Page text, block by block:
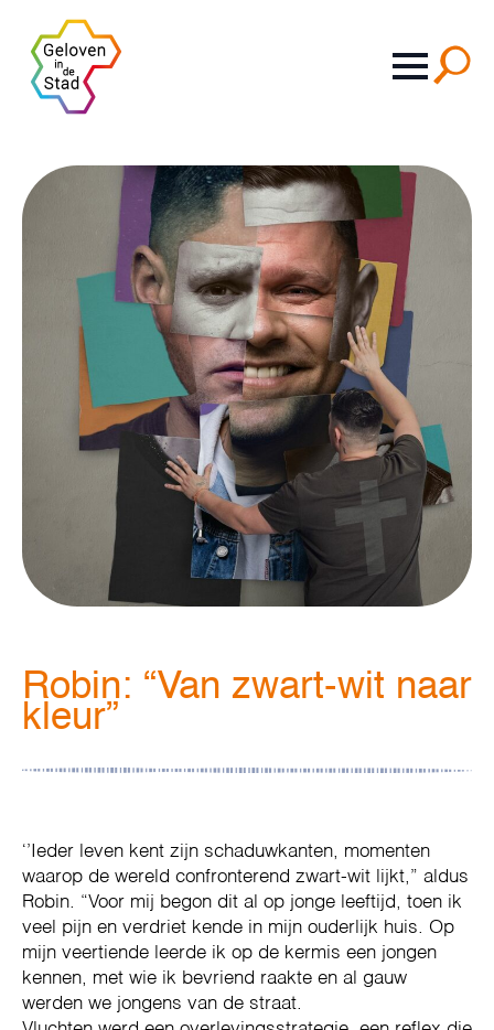
Robin: “Van zwart-wit naar
kleur”
‘’Ieder leven kent zijn schaduwkanten, momenten
waarop de wereld confronterend zwart-wit lijkt,” aldus
Robin. “Voor mij begon dit al op jonge leeftijd, toen ik
veel pijn en verdriet kende in mijn ouderlijk huis. Op
mijn veertiende leerde ik op de kermis een jongen
kennen, met wie ik bevriend raakte en al gauw
werden we jongens van de straat.